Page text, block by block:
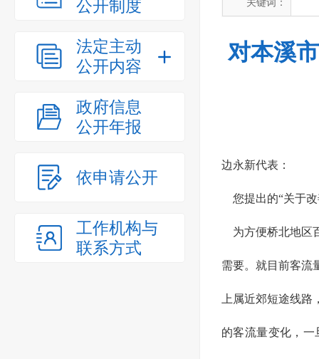
公开制度
法定主动
公开内容
政府信息
公开年报
依申请公开
工作机构与
联系方式
对本溪
边永新代表：
您提出的“关于
为方便桥北地区
需要。就目前客流
上属近郊短途线
的客流量变化，